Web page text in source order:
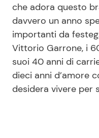
che adora questo
davvero un anno
importanti da
Vittorio Garrone, i
suoi 40 anni di
dieci anni d’amore
desidera vivere per